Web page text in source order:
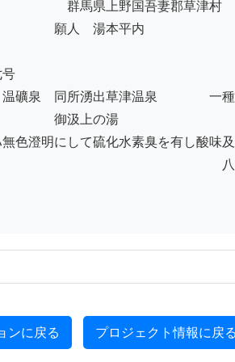
県上野国吾妻郡草津村
　湯本平内
号
　同所湧出草津温泉　　　　一種
上の湯
色澄明にして硫化水素臭を有し酸味
ンに戻る プロジェクト情報に戻る